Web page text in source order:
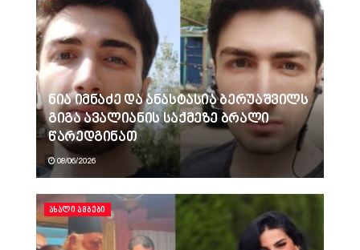
ნია იმნაძე და ანასტასია ბერუაშვილს
გიგა ავალიანის საქმეზე ბრალი
წარედგინათ
08/06/2026
ᲐᲮᲐᲚᲘ ᲐᲛᲑᲔᲑᲘ